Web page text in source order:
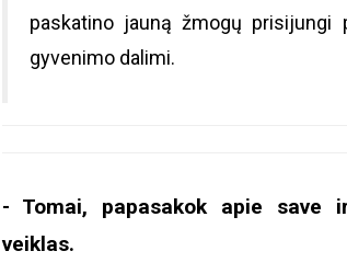
paskatino jauną žmogų
gyvenimo dalimi.
- Tomai, papasakok apie save
veiklas.